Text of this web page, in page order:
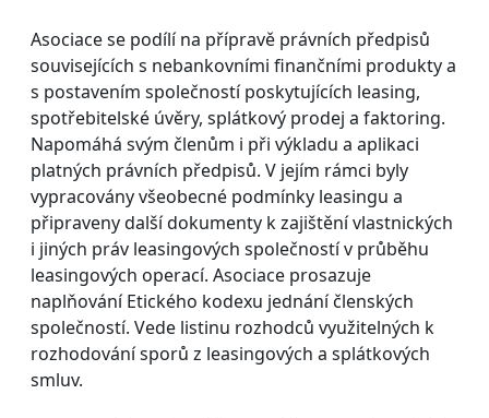
Asociace se podílí na přípravě právních předpisů
souvisejících s nebankovními finančními produkty a
s postavením společností poskytujících leasing,
spotřebitelské úvěry, splátkový prodej a faktoring.
Napomáhá svým členům i při výkladu a aplikaci
platných právních předpisů. V jejím rámci byly
vypracovány všeobecné podmínky leasingu a
připraveny další dokumenty k zajištění vlastnických
i jiných práv leasingových společností v průběhu
leasingových operací. Asociace prosazuje
naplňování Etického kodexu jednání členských
společností. Vede listinu rozhodců využitelných k
rozhodování sporů z leasingových a splátkových
smluv.